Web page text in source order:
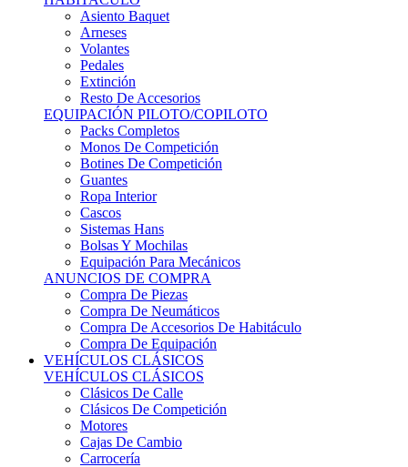
Asiento Baquet
Arneses
Volantes
Pedales
Extinción
Resto De Accesorios
EQUIPACIÓN PILOTO/COPILOTO
Packs Completos
Monos De Competición
Botines De Competición
Guantes
Ropa Interior
Cascos
Sistemas Hans
Bolsas Y Mochilas
Equipación Para Mecánicos
ANUNCIOS DE COMPRA
Compra De Piezas
Compra De Neumáticos
Compra De Accesorios De Habitáculo
Compra De Equipación
VEHÍCULOS CLÁSICOS
VEHÍCULOS CLÁSICOS
Clásicos De Calle
Clásicos De Competición
Motores
Cajas De Cambio
Carrocería